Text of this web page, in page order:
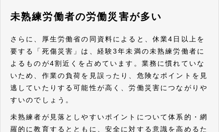
未熟練労働者の労働災害が多い
さらに、厚生労働省の同資料によると、休業4日以上を
要する「死傷災害」は、経験3年未満の未熟練労働者に
よるものが4割近くを占めています。業務に慣れていな
いため、作業の負荷を見誤ったり、危険なポイントを見
逃していたりする可能性が高く、労働災害につながりや
すいのでしょう。
未熟練者が見落としやすいポイントについて体系的・網
羅的に教育するとともに、安全に対する意識を高めるた